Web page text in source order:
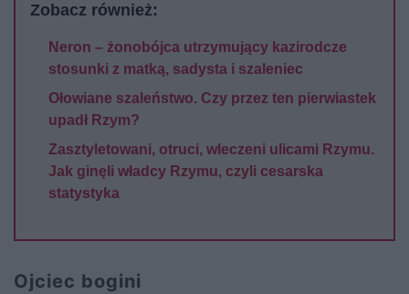
Zobacz również:
Neron – żonobójca utrzymujący kazirodcze
stosunki z matką, sadysta i szaleniec
Ołowiane szaleństwo. Czy przez ten pierwiastek
upadł Rzym?
Zasztyletowani, otruci, wleczeni ulicami Rzymu.
Jak ginęli władcy Rzymu, czyli cesarska
statystyka
Ojciec bogini